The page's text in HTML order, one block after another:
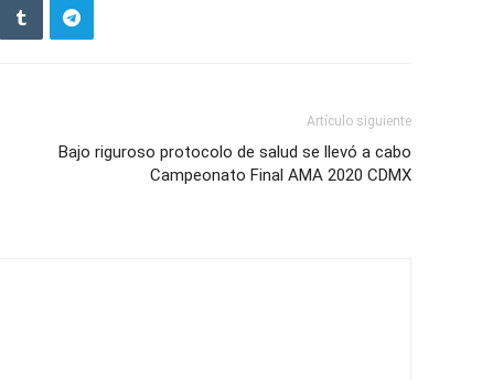
Artículo siguiente
Bajo riguroso protocolo de salud se llevó a cabo
Campeonato Final AMA 2020 CDMX